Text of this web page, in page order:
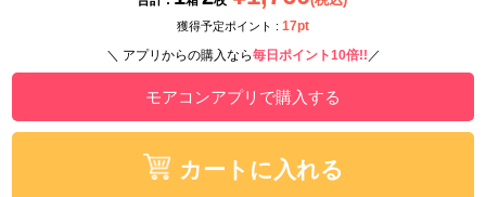
獲得予定ポイント : 17pt
＼ アプリからの購入なら毎日ポイント10倍!! ／
モアコンアプリで購入する
カートに入れる